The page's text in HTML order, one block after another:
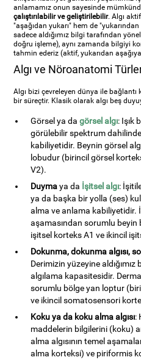
anlamamız onun sayesinde
çalıştırılabilir ve geliştirilebilir. Algı
"aşağıdan yukarı" hem de
sadece aldığımız bilgi tarafından
doğru işleme), aynı zamanda bilgiyi
tahmin ederiz (aktif, yukarıdan
Algı ve Nöroanatomi
Algı bizi çevreleyen dünya ile
bir süreçtir. Klasik olarak algı beş
Görsel ya dagörsel algı: Işık
görülebilir spektrum
kabiliyetidir. Beynin görsel
lobudur (birincil görsel
V2).
Duymaya da İşitsel algı:
ya da başka bir yolla (ses)
alma ve anlama kabiliyetidir.
aşamasından sorumlu
işitsel korteks A1 ve ikincil
Dokunma, dokunma algısı,
Derimizin yüzeyine
algılama kapasitesidir.
sorumlu bölge yan loptur
ve ikincil somatosensori
Koku ya da koku alma algısı:
maddelerin bilgilerini (koku)
alma algısının temel
alma korteksi) ve piriformis